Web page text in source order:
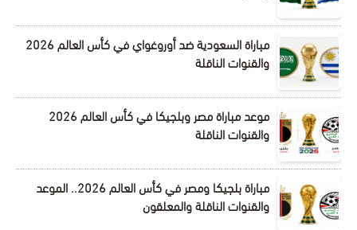
مباراة السعودية ضد أوروغواي في كأس العالم 2026
والقنوات الناقلة
موعد مباراة مصر وبلجيكا في كأس العالم 2026
والقنوات الناقلة
مباراة بلجيكا ومصر في كأس العالم 2026.. الموعد
والقنوات الناقلة والمعلقون